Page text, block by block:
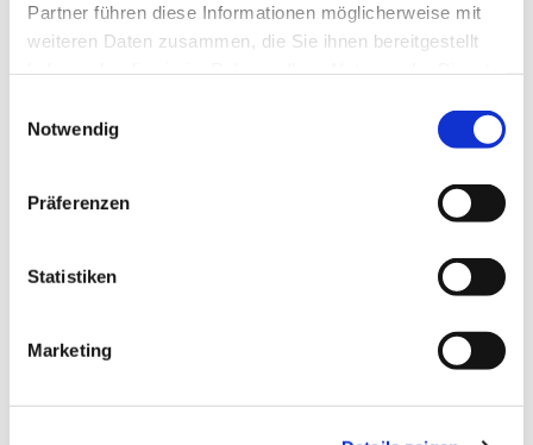
Partner führen diese Informationen möglicherweise mit
weiteren Daten zusammen, die Sie ihnen bereitgestellt
Notwendig
Präferenzen
Statistiken
Marketing
Dies könnte Sie auch interessieren